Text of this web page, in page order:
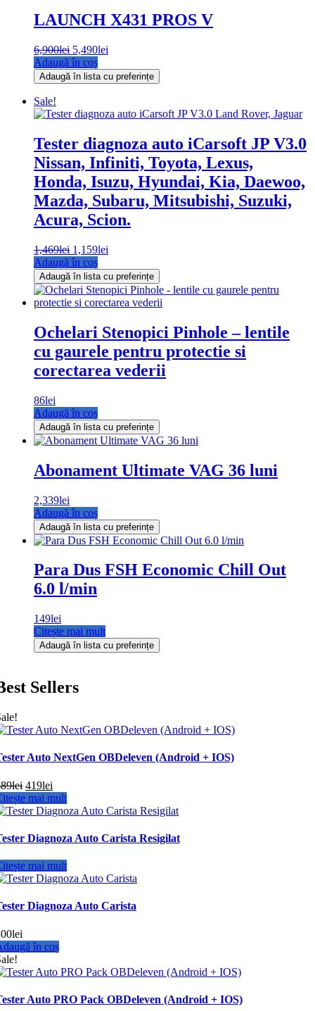
LAUNCH X431 PROS V
6,900lei Prețul
inițial
a
fost:
5,490lei
este:
5,490lei.
Adaugă în coș
Adaugă în lista cu preferințe
Sale!
Tester diagnoza auto iCarsoft JP V3.0
Nissan, Infiniti, Toyota, Lexus,
Honda, Isuzu, Hyundai, Kia, Daewoo,
Mazda, Subaru, Mitsubishi, Suzuki,
Acura, Scion.
1,469lei Prețul
inițial
a
fost:
1,469lei.
1,159lei
este:
1,159lei.
Adaugă în coș
Adaugă în lista cu preferințe
Ochelari Stenopici Pinhole – lentile
cu gaurele pentru protectie si
corectarea vederii
86lei
Adaugă în coș
Adaugă în lista cu preferințe
Abonament Ultimate VAG 36 luni
2,339lei
Adaugă în coș
Adaugă în lista cu preferințe
Para Dus FSH Economic Chill Out
6.0 l/min
149lei
Citește mai mult
Adaugă în lista cu preferințe
Sellers
Auto NextGen OBDeleven (Android + IOS)
lei Prețul
inițial
a
489lei.
419lei
curent
este:
mai mult
Diagnoza Auto Carista Resigilat
mai mult
Diagnoza Auto Carista
lei
în coș
Auto PRO Pack OBDeleven (Android + IOS)